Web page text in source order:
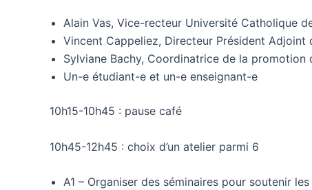
Alain Vas, Vice-recteur Université Catholique
Vincent Cappeliez, Directeur Président Adjoint
Sylviane Bachy, Coordinatrice de la promotion
Un-e étudiant-e et un-e enseignant-e
10h15-10h45 : pause café
10h45-12h45 : choix d’un atelier parmi 6
A1 – Organiser des séminaires pour soutenir